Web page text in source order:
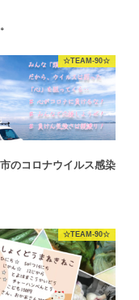
☆TEAM-90☆
のコロナウイルス感染
☆TEAM-90☆